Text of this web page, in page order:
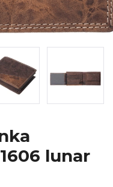
lunar